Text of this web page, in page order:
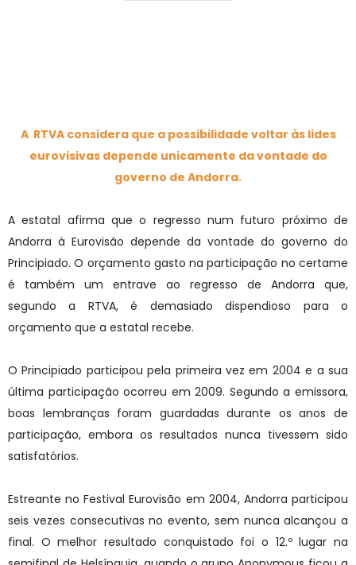
A RTVA considera que a possibilidade voltar às lides
eurovisivas depende unicamente da vontade do
governo de Andorra.
A estatal afirma que o regresso num futuro próximo de
Andorra à Eurovisão depende da vontade do governo do
Principiado. O orçamento gasto na participação no certame
é também um entrave ao regresso de Andorra que,
segundo a RTVA, é demasiado dispendioso para o
orçamento que a estatal recebe.
O Principiado participou pela primeira vez em 2004 e a sua
última participação ocorreu em 2009. Segundo a emissora,
boas lembranças foram guardadas durante os anos de
participação, embora os resultados nunca tivessem sido
satisfatórios.
Estreante no Festival Eurovisão em 2004, Andorra participou
seis vezes consecutivas no evento, sem nunca alcançou a
final. O melhor resultado conquistado foi o 12.º lugar na